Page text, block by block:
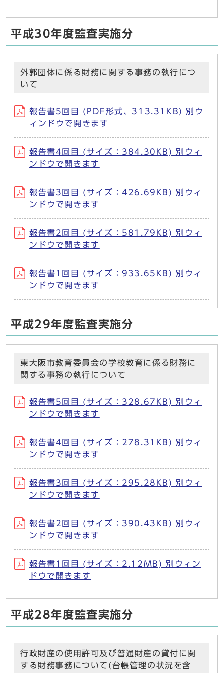
平成30年度監査実施分
外郭団体に係る財務に関する事務の執行につ
いて
報告書5回目 (PDF形式、313.31KB) 別ウ
ィンドウで開きます
報告書4回目 (サイズ：384.30KB) 別ウィ
ンドウで開きます
報告書3回目 (サイズ：426.69KB) 別ウィ
ンドウで開きます
報告書2回目 (サイズ：581.79KB) 別ウィ
ンドウで開きます
報告書1回目 (サイズ：933.65KB) 別ウィ
ンドウで開きます
平成29年度監査実施分
東大阪市教育委員会の学校教育に係る財務に
関する事務の執行について
報告書5回目 (サイズ：328.67KB) 別ウィ
ンドウで開きます
報告書4回目 (サイズ：278.31KB) 別ウィ
ンドウで開きます
報告書3回目 (サイズ：295.28KB) 別ウィ
ンドウで開きます
報告書2回目 (サイズ：390.43KB) 別ウィ
ンドウで開きます
報告書1回目 (サイズ：2.12MB) 別ウィン
ドウで開きます
平成28年度監査実施分
行政財産の使用許可及び普通財産の貸付に関
する財務事務について(台帳管理の状況を含